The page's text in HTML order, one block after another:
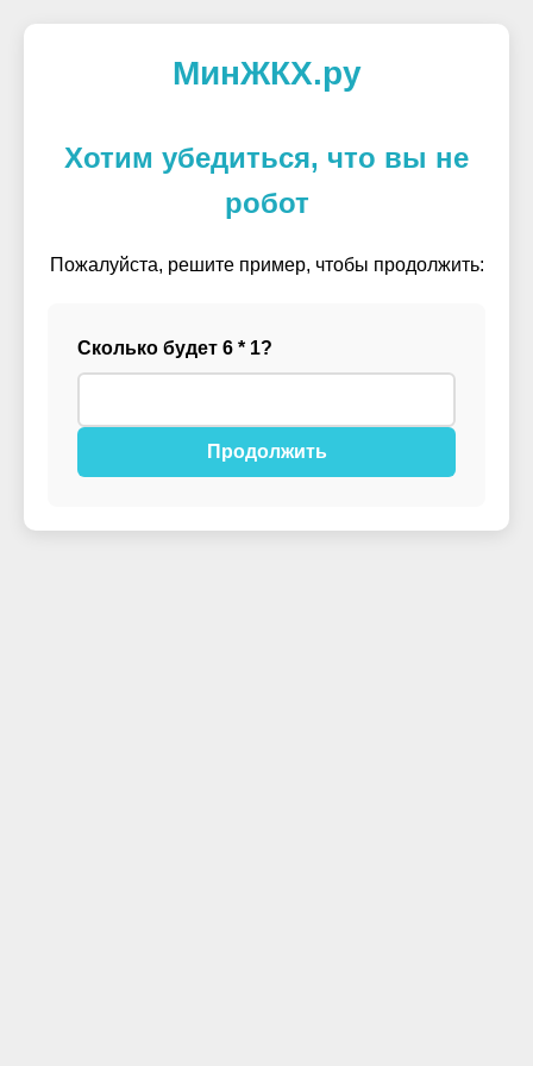
МинЖКХ.ру
Хотим убедиться, что вы не
робот
Пожалуйста, решите пример, чтобы продолжить:
Сколько будет 6 * 1?
Продолжить